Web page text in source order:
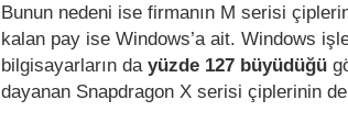
Bunun nedeni ise firmanın M serisi
kalan pay ise Windows’a ait. Windows
bilgisayarların da yüzde 127 büyüdüğü
dayanan Snapdragon X serisi çiplerinin